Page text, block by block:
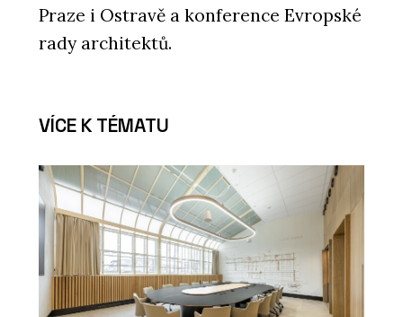
Praze i Ostravě a konference Evropské
rady architektů.
VÍCE K TÉMATU